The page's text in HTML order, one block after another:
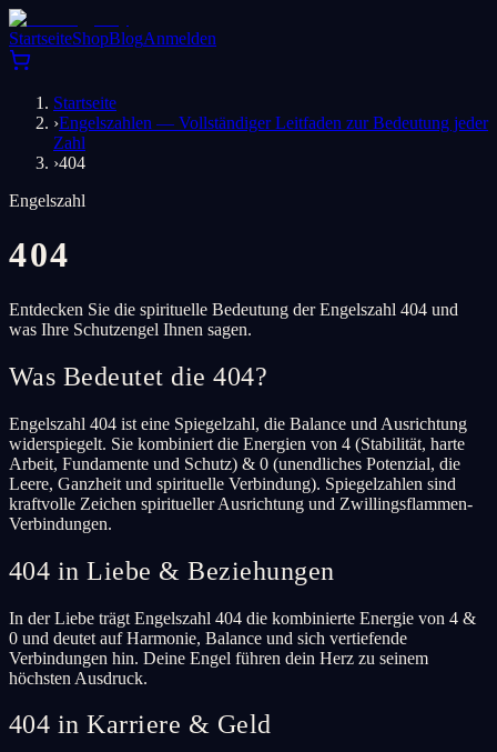
StartseiteShopBlogAnmelden
Startseite
›Engelszahlen — Vollständiger Leitfaden zur Bedeutung jeder
Zahl
›404
Engelszahl
404
Entdecken Sie die spirituelle Bedeutung der Engelszahl 404 und
was Ihre Schutzengel Ihnen sagen.
Was Bedeutet die 404?
Engelszahl 404 ist eine Spiegelzahl, die Balance und Ausrichtung
widerspiegelt. Sie kombiniert die Energien von 4 (Stabilität, harte
Arbeit, Fundamente und Schutz) & 0 (unendliches Potenzial, die
Leere, Ganzheit und spirituelle Verbindung). Spiegelzahlen sind
kraftvolle Zeichen spiritueller Ausrichtung und Zwillingsflammen-
Verbindungen.
404 in Liebe & Beziehungen
In der Liebe trägt Engelszahl 404 die kombinierte Energie von 4 &
0 und deutet auf Harmonie, Balance und sich vertiefende
Verbindungen hin. Deine Engel führen dein Herz zu seinem
höchsten Ausdruck.
404 in Karriere & Geld